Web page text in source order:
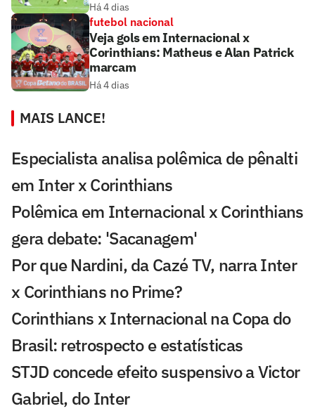
Há 4 dias
futebol nacional
Veja gols em Internacional x
Corinthians: Matheus e Alan Patrick
marcam
Há 4 dias
MAIS LANCE!
Especialista analisa polêmica de pênalti
em Inter x Corinthians
Polêmica em Internacional x Corinthians
gera debate: 'Sacanagem'
Por que Nardini, da Cazé TV, narra Inter
x Corinthians no Prime?
Corinthians x Internacional na Copa do
Brasil: retrospecto e estatísticas
STJD concede efeito suspensivo a Victor
Gabriel, do Inter